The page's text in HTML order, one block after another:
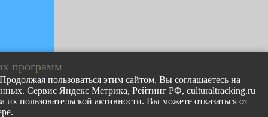
программ
пользоваться этим сайтом, Вы соглашаетесь на
Сервис Яндекс Метрика, Рейтинг РФ, culturaltracking.ru
пользовательской активности. Вы можете отказаться от
с сайта